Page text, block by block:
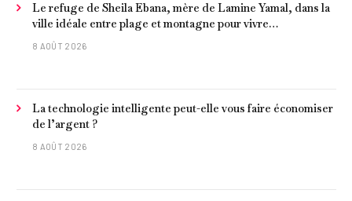
Le refuge de Sheila Ebana, mère de Lamine Yamal, dans la
ville idéale entre plage et montagne pour vivre
tranquillement près de Barcelone
8 AOÛT 2026
La technologie intelligente peut-elle vous faire économiser
de l’argent ?
8 AOÛT 2026